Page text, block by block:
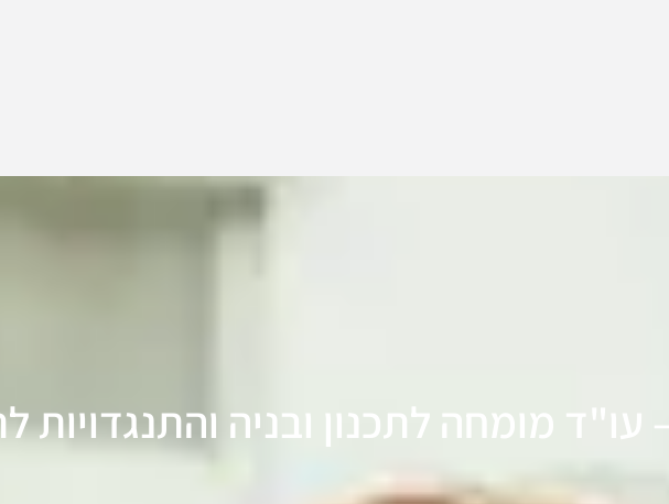
מומחה לתכנון ובניה והתנגדויות